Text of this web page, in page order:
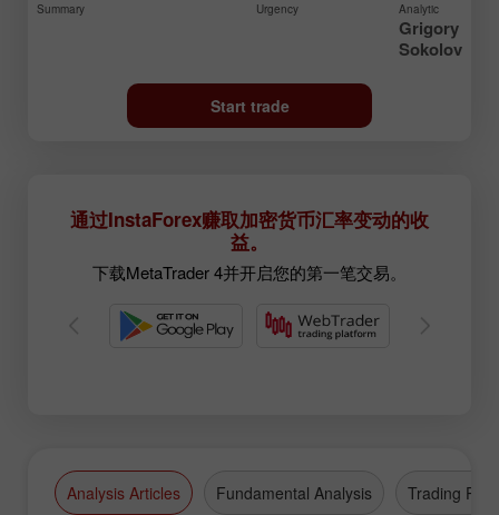
Summary Urgency Analytic
Grigory
Sokolov
Start trade
通过InstaForex赚取加密货币汇率变动的收
益。
下载MetaTrader 4并开启您的第一笔交易。
Analysis Articles Fundamental Analysis Trading Plan